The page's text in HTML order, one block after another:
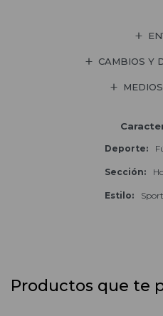
CAMBIOS Y
Deporte
Sección
Estilo Sport
Productos que te